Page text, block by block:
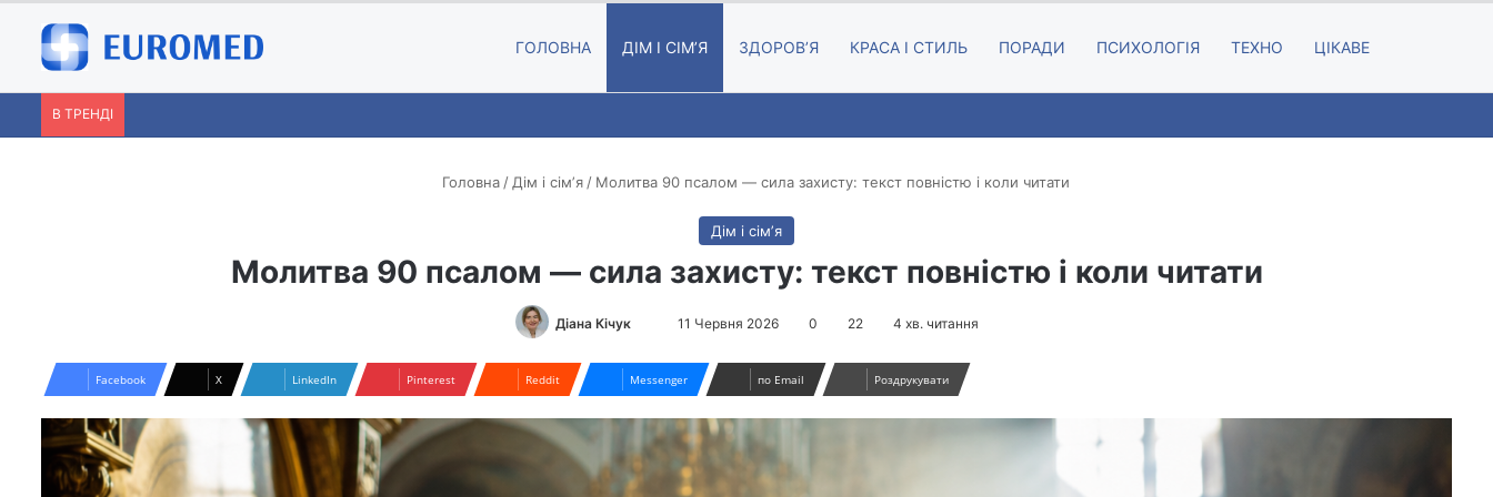
ГОЛОВНА ДІМ І СІМʼЯ ЗДОРОВʼЯ КРАСА І СТИЛЬ ПОРАДИ ПСИХОЛОГІЯ ТЕХНО ЦІКАВЕ
В ТРЕНДІ
Головна / Дім і сімʼя / Молитва 90 псалом — сила захисту: текст повністю і коли читати
Дім і сімʼя
Молитва 90 псалом — сила захисту: текст повністю і коли читати
Діана Кічук
n
n
11 Червня 2026 0 22 4 хв. читання
Facebook X LinkedIn Pinterest Reddit Messenger по Email Роздрукувати